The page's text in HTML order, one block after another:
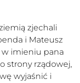
zjechali
i Mateusz
w imieniu pana
strony rządowej,
wyjaśnić i